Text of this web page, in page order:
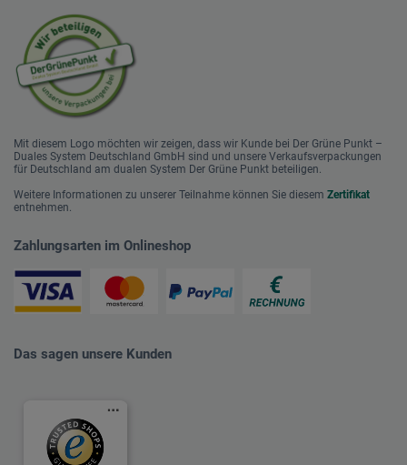
Mit diesem Logo möchten wir zeigen, dass wir Kunde bei Der Grüne Punkt –
Duales System Deutschland GmbH sind und unsere Verkaufsverpackungen
für Deutschland am dualen System Der Grüne Punkt beteiligen.
Weitere Informationen zu unserer Teilnahme können Sie diesem Zertifikat
entnehmen.
Zahlungsarten im Onlineshop
Das sagen unsere Kunden